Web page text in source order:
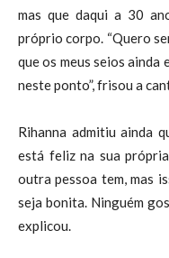
mas que daqui a 30
próprio corpo. “Quero
que os meus seios ainda
neste ponto”, frisou a
Rihanna admitiu ainda
está feliz na sua
outra pessoa tem, mas
seja bonita. Ninguém
explicou.